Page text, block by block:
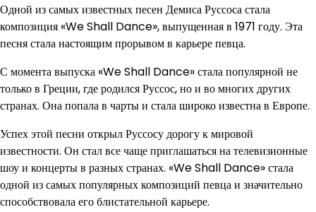
Одной из самых известных песен Демиса Руссоса стала
композиция «We Shall Dance», выпущенная в 1971 году. Эта
песня стала настоящим прорывом в карьере певца.
С момента выпуска «We Shall Dance» стала популярной не
только в Греции, где родился Руссос, но и во многих других
странах. Она попала в чарты и стала широко известна в Европе.
Успех этой песни открыл Руссосу дорогу к мировой
известности. Он стал все чаще приглашаться на телевизионные
шоу и концерты в разных странах. «We Shall Dance» стала
одной из самых популярных композиций певца и значительно
способствовала его блистательной карьере.